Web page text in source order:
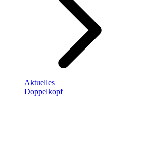
Aktuelles
Doppelkopf